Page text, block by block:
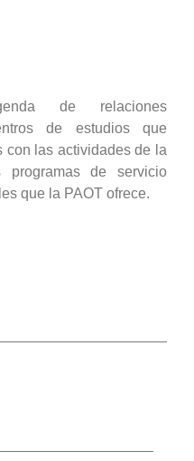
de relaciones
de estudios que
con las actividades de la
programas de servicio
que la PAOT ofrece.